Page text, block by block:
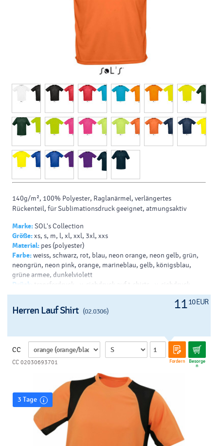
140g/m², 100% Polyester, Raglanärmel, verlängertes
Rückenteil, für Sublimationsdruck geeignet, atmungsaktiv
Marke:SOL's Collection
Größe:xs, s, m, l, xl, xxl, 3xl, xxs
Material: pes (polyester)
Farbe:weiss, schwarz, rot, blau, neon orange, neon gelb, grün,
neongrün, neon pink, orange, marineblau, gelb, königsblau,
grüne armee, dunkelviolett
Drück:
transferdruck - v, siebdruck auf t-shirts - v, siebdruck -
helles t-shirt - b, siebdruck - dunkles t-shirt - b
1110 EUR
Herren Lauf Shirt (02.0306)
CC
Fordern Besorge
n
CC 02030693701
3 Tage